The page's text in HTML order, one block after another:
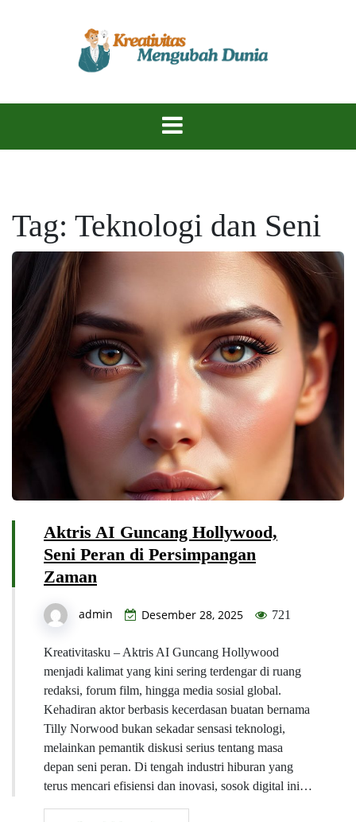
KreativitasKu
Tag: Teknologi dan Seni
Aktris AI Guncang Hollywood,
Seni Peran di Persimpangan
Zaman
admin Desember 28, 2025 721
Kreativitasku – Aktris AI Guncang Hollywood
menjadi kalimat yang kini sering terdengar di ruang
redaksi, forum film, hingga media sosial global.
Kehadiran aktor berbasis kecerdasan buatan bernama
Tilly Norwood bukan sekadar sensasi teknologi,
melainkan pemantik diskusi serius tentang masa
depan seni peran. Di tengah industri hiburan yang
terus mencari efisiensi dan inovasi, sosok digital ini…